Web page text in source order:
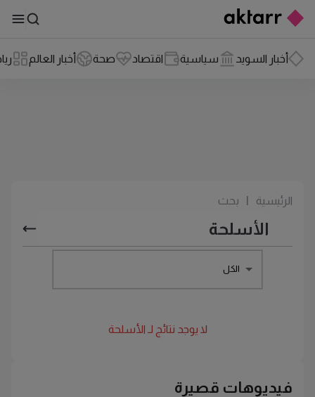
أخبار السويد سياسية اقتصاد صحة أخبار العالم
الرئيسية بحث
الكل
لا يوجد نتائج لـ الأسلحة
فيديوهات قصيرة